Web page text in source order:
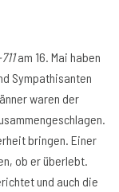
am 16. Mai haben
Sympathisanten
waren der
bringen. Einer
ob er überlebt.
und auch die